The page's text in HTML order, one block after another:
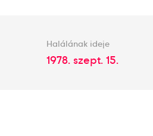
Halálának ideje
1978. szept. 15.